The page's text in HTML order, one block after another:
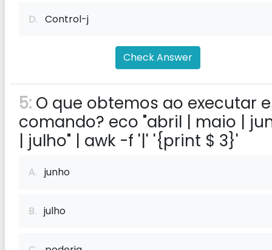
D. Control-j
Check Answer
5: O que obtemos ao executar
comando? eco "abril | maio |
| julho" | awk -f '|' '{print $ 3}'
A. junho
B. julho